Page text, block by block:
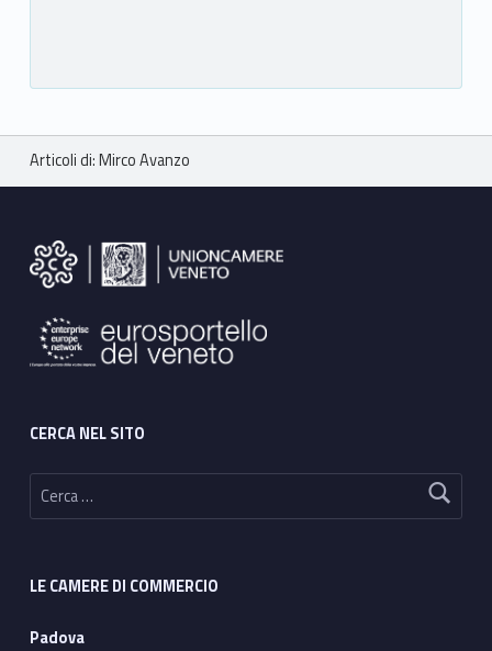
Breadcrumbs navigation
Articoli di: Mirco Avanzo
CERCA NEL SITO
Ricerca per:
LE CAMERE DI COMMERCIO
Padova